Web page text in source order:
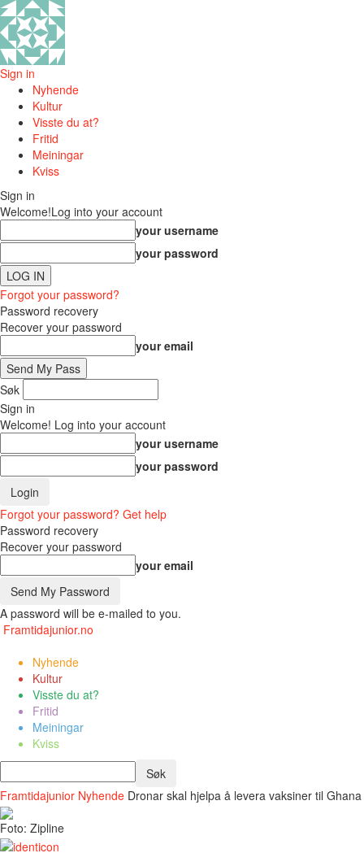
Sign in
Nyhende
Kultur
Visste du at?
Fritid
Meiningar
Kviss
Sign in
Welcome!Log into your account
your username
your password
Forgot your password?
Password recovery
Recover your password
your email
Søk
Sign in
Welcome! Log into your account
your username
your password
Forgot your password? Get help
Password recovery
Recover your password
your email
A password will be e-mailed to you.
Framtidajunior.no
Nyhende
Kultur
Visste du at?
Fritid
Meiningar
Kviss
Framtidajunior Nyhende Dronar skal hjelpa å levera vaksiner til Ghana
Foto: Zipline